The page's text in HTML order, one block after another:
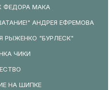
ФЕДОРА МАКА
АНДРЕЯ ЕФРЕМОВА
РЫЖЕНКО "БУРЛЕСК"
ЧИКИ
НА ШИПКЕ